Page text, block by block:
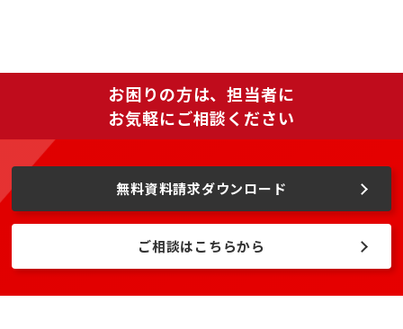
お困りの方は、担当者に
お気軽にご相談ください
無料資料請求ダウンロード
ご相談はこちらから